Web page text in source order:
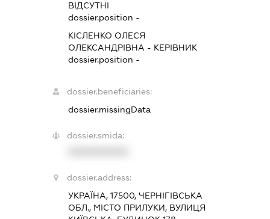
ВІДСУТНІ
dossier.position -
КІСЛЕНКО ОЛЕСЯ
ОЛЕКСАНДРІВНА - КЕРІВНИК
dossier.position -
dossier.beneficiaries:
dossier.missingData
dossier.smida:
dossier.address:
УКРАЇНА, 17500, ЧЕРНІГІВСЬКА
ОБЛ., МІСТО ПРИЛУКИ, ВУЛИЦЯ